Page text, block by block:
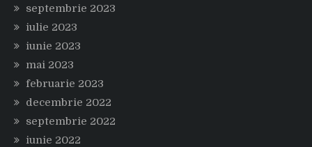
septembrie 2023
iulie 2023
iunie 2023
mai 2023
februarie 2023
decembrie 2022
septembrie 2022
iunie 2022